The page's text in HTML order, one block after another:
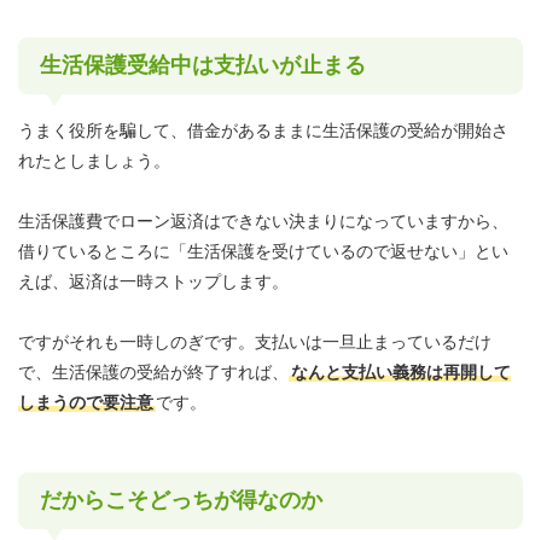
生活保護受給中は支払いが止まる
うまく役所を騙して、借金があるままに生活保護の受給が開始さ
れたとしましょう。
生活保護費でローン返済はできない決まりになっていますから、
借りているところに「生活保護を受けているので返せない」とい
えば、返済は一時ストップします。
ですがそれも一時しのぎです。支払いは一旦止まっているだけ
で、生活保護の受給が終了すれば、
なんと支払い義務は再開して
しまうので要注意です。
だからこそどっちが得なのか